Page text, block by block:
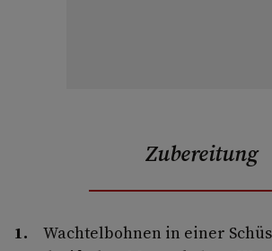
Zubereitung
Wachtelbohnen in einer